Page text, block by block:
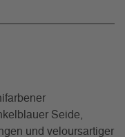
Seide,
und veloursartiger